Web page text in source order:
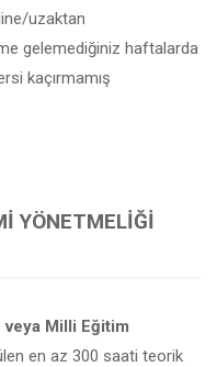
uzaktan
gelemediğiniz haftalarda
kaçırmamış
YÖNETMELIĞI
Milli Eğitim
en az 300 saati teorik